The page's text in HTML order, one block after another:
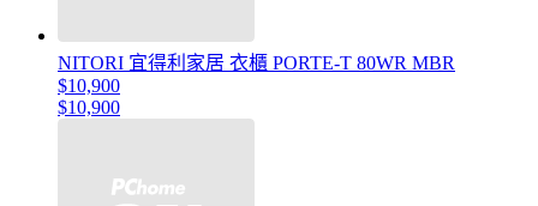
NITORI 宜得利家居 衣櫃 PORTE-T 80WR MBR
$10,900
$10,900